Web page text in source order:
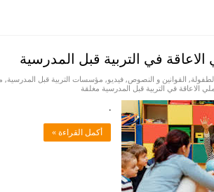
في التربية قبل المدرسية
, القوانين و النصوص, فيديو, مؤسسات التربية قبل المدرسية,
الاعاقة في التربية قبل المدرسية مغلقة
.
أكمل القراءة »